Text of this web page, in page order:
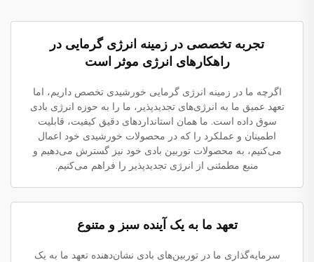
تجربه تخصصی در زمینه انرژی گرمایی در
راهکارهای انرژی موثر است
اگرچه ما در زمینه انرژی گرمایی خورشیدی تخصص داریم، اما
تعهد عمیق ما به انرژی‌های تجدیدپذیر، ما را به حوزه انرژی بادی
سوق داده است. ما همان استانداردهای دقیق کیفیت، قابلیت
اطمینان و عملکرد را که در محصولات خورشیدی خود اعمال
می‌کنیم، به محصولات توربین بادی خود نیز گسترش می‌دهیم و
منبع مطمئنی از انرژی تجدیدپذیر را فراهم می‌کنیم.
تعهد ما به یک آینده سبز و متنوع
سرمایه‌گذاری ما در توربین‌های بادی نشان‌دهنده تعهد ما به یک